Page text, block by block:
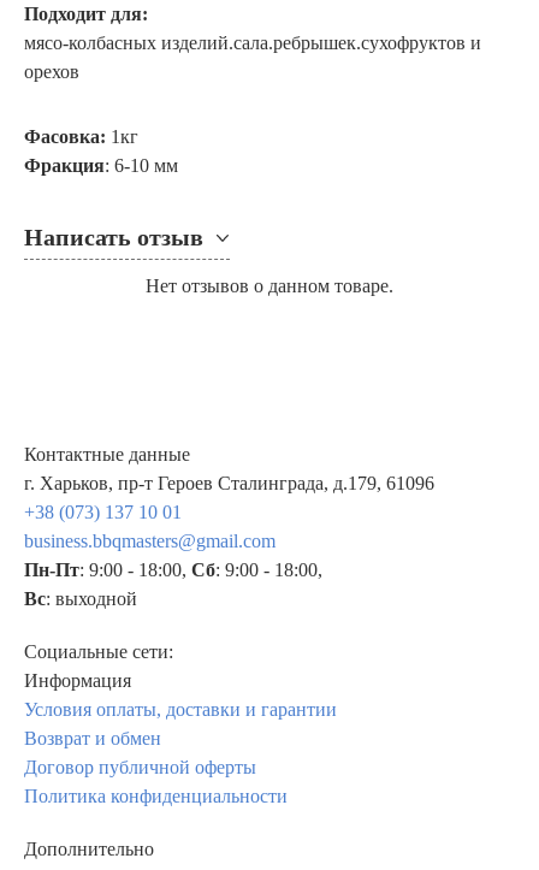
Подходит для:
мясо-колбасных изделий.сала.ребрышек.сухофруктов и
орехов
Фасовка: 1кг
Фракция: 6-10 мм
Написать отзыв
Нет отзывов о данном товаре.
Контактные данные
г. Харьков, пр-т Героев Сталинграда, д.179, 61096
+38 (073) 137 10 01
business.bbqmasters@gmail.com
Пн-Пт: 9:00 - 18:00, Сб: 9:00 - 18:00,
Вс: выходной
Социальные сети:
Информация
Условия оплаты, доставки и гарантии
Возврат и обмен
Договор публичной оферты
Политика конфиденциальности
Дополнительно